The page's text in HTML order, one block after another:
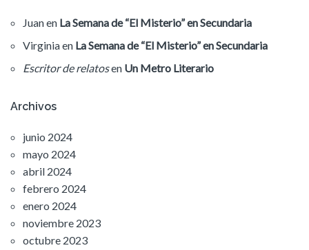
Juanen La Semana de “El Misterio” en Secundaria
Virginiaen La Semana de “El Misterio” en Secundaria
Escritor de relatosen Un Metro Literario
Archivos
junio 2024
mayo 2024
abril 2024
febrero 2024
enero 2024
noviembre 2023
octubre 2023